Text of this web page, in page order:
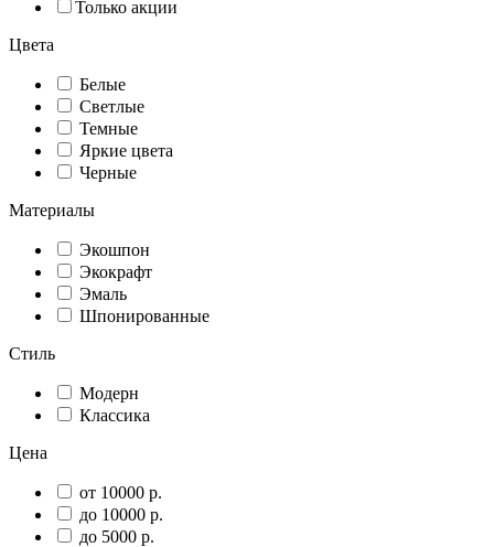
Только акции
Цвета
Белые
Светлые
Темные
Яркие цвета
Черные
Материалы
Экошпон
Экокрафт
Эмаль
Шпонированные
Стиль
Модерн
Классика
Цена
от 10000 р.
до 10000 р.
до 5000 р.